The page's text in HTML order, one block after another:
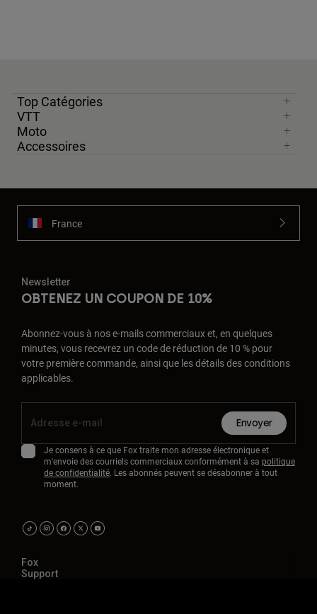
Top Catégories
VTT
Moto
Accessoires
France
Newsletter
OBTENEZ UN COUPON DE 10%
Abonnez-vous à nos e-mails commerciaux et, en quelques
minutes, vous recevrez un code de réduction de 10 % pour
votre première commande, ainsi que les détails des conditions
applicables.
Envoyer
Je consens à ce que Fox traite mon adresse électronique et
m'envoie des courriels commerciaux conformément à sa politique
de confidentialité. Les abonnés peuvent se désabonner à tout
moment.
Fox
Support